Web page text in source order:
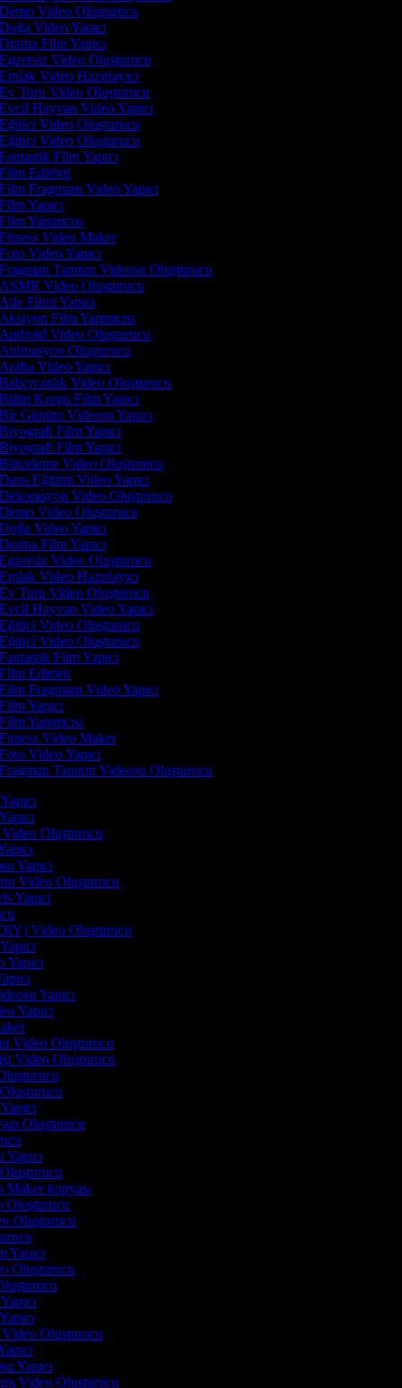
Video Oluşturucu
Video Yapıcı
Film Yapıcı
Video Oluşturucu
Video Hazırlayıcı
Turu Video Oluşturucu
Hayvan Video Yapıcı
Video Oluşturucu
Video Oluşturucu
Film Yapıcı
Editörü
Fragmanı Video Yapıcı
Yapıcı
Yapımcısı
Video Maker
Video Yapıcı
Tanıtım Videosu Oluşturucu
Video Oluşturucu
Filmi Yapıcı
Film Yapımcısı
Video Oluşturucu
Oluşturucu
Video Yapıcı
Video Oluşturucu
Kurgu Film Yapıcı
Günüm Videosu Yapıcı
Film Yapıcı
Film Yapıcı
Video Oluşturucu
Eğitimi Video Yapıcı
Video Oluşturucu
Video Oluşturucu
Video Yapıcı
Film Yapıcı
Video Oluşturucu
Video Hazırlayıcı
Turu Video Oluşturucu
Hayvan Video Yapıcı
Video Oluşturucu
Video Oluşturucu
Film Yapıcı
Editörü
Fragmanı Video Yapıcı
Yapıcı
Yapımcısı
Video Maker
Video Yapıcı
Tanıtım Videosu Oluşturucu
Video Oluşturucu
Yapıcı
Video Oluşturucu
Yapıcı
Video Oluşturucu
Yapıcı
Yapıcı
Yapıcı
Video Oluşturucu
Video Oluşturucu
Oluşturucu
Maker kopyası
Oluşturucu
Oluşturucu
Yapıcı
Oluşturucu
Video Oluşturucu
Yapıcı
Video Oluşturucu